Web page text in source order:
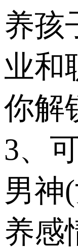
养孩
业和
你解
3、
男神
养感